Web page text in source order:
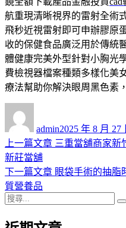
航重現清晰視界的雷射全術
飛秒近視雷射即可申辦膠原
收的保健食品廣泛用於傳統
體健康完美外型針對小胸光
費檢視器檔案種類多樣化美
療法幫助你解決眼周黑色素，
admin佈
日
2025 年 8 月 27
文
章
導
覽
上一篇文章 上
篇
三重當舖商家新
新莊當舖
下一篇文章 下
眼袋手術的抽脂
質營養品
搜